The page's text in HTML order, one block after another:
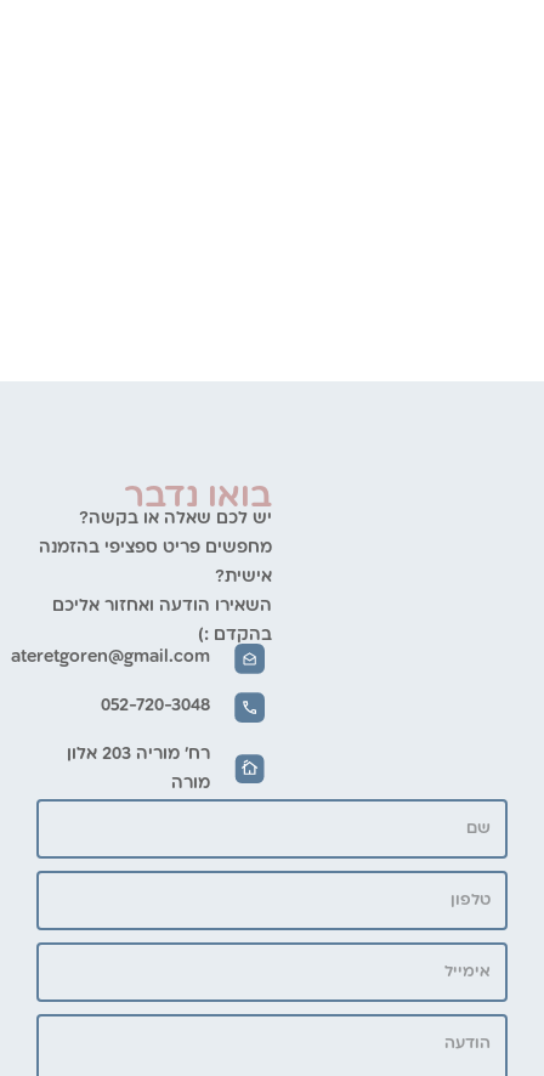
בואו נדבר
יש לכם שאלה או בקשה?
מחפשים פריט ספציפי בהזמנה
אישית?
השאירו הודעה ואחזור אליכם
בהקדם :)
ateretgoren@gmail.com
052-720-3048
רח' מוריה 203 אלון
מורה